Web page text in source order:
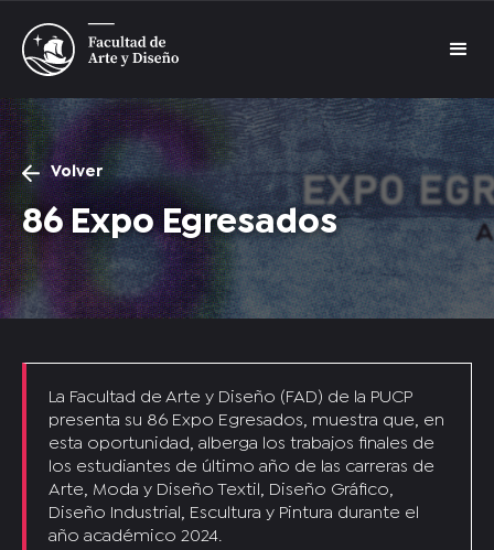
Volver
86 Expo Egresados
La Facultad de Arte y Diseño (FAD) de la PUCP
presenta su 86 Expo Egresados, muestra que, en
esta oportunidad, alberga los trabajos finales de
los estudiantes de último año de las carreras de
Arte, Moda y Diseño Textil, Diseño Gráfico,
Diseño Industrial, Escultura y Pintura durante el
año académico 2024.